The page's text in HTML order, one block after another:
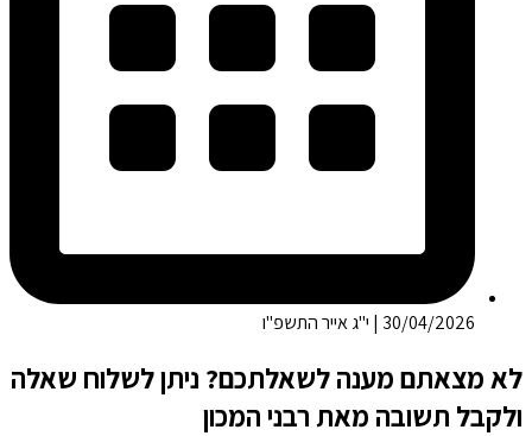
30/04/2026 | י"ג אייר התשפ"ו
לא מצאתם מענה לשאלתכם? ניתן לשלוח שאלה
ולקבל תשובה מאת רבני המכון